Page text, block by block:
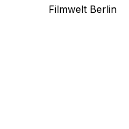
Filmwelt Berlin